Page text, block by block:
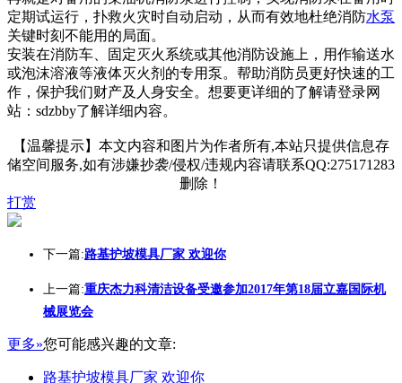
定期试运行，扑救火灾时自动启动，从而有效地杜绝消防水泵
关键时刻不能用的局面。
安装在消防车、固定灭火系统或其他消防设施上，用作输送水
或泡沫溶液等液体灭火剂的专用泵。帮助消防员更好快速的工
作，保护我们财产及人身安全。想要更详细的了解请登录网
站：sdzbby了解详细内容。
【温馨提示】本文内容和图片为作者所有,本站只提供信息存
储空间服务,如有涉嫌抄袭/侵权/违规内容请联系QQ:275171283
删除！
打赏
下一篇:路基护坡模具厂家 欢迎你
上一篇:重庆杰力科清洁设备受邀参加2017年第18届立嘉国际机
械展览会
更多»您可能感兴趣的文章:
路基护坡模具厂家 欢迎你